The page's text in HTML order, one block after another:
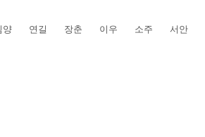
양 연길 장춘 이우 소주 서안